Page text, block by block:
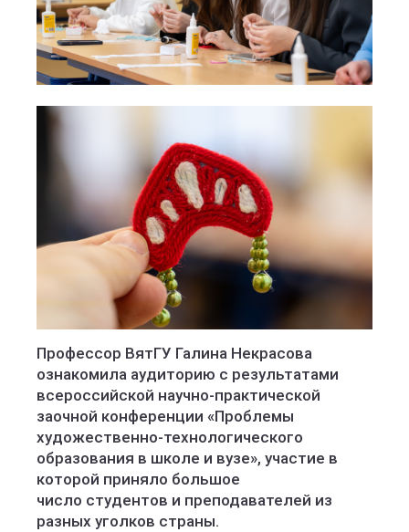
Профессор ВятГУ Галина Некрасова
ознакомила аудиторию с результатами
всероссийской научно-практической
заочной конференции «Проблемы
художественно-технологического
образования в школе и вузе», участие в
которой приняло большое
число студентов и преподавателей из
разных уголков страны.